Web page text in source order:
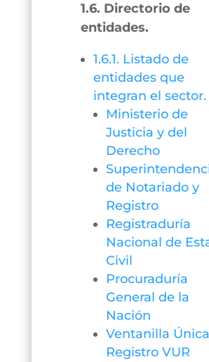
1.6. Directorio de
entidades.
1.6.1. Listado de
entidades que
integran el sector.
Ministerio de
Justicia y del
Derecho
de Notariado y
Registro
Registraduría
Nacional de
Civil
Procuraduría
General de la
Nación
Ventanilla
Registro VUR